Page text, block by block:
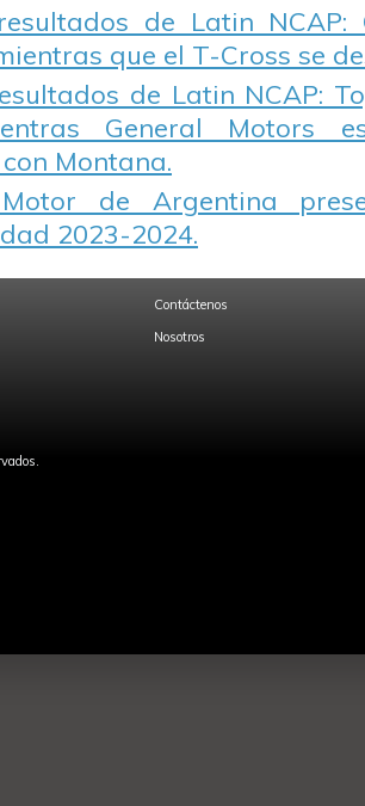
de Latin NCAP:
que el T-Cross se
de Latin NCAP:
General Motors
Montana.
de Argentina
2023-2024.
Contáctenos
Nosotros